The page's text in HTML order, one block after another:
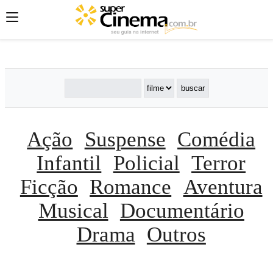
';';
Ação Suspense Comédia
Infantil
Policial Terror
Ficção Romance Aventura
Musical
Documentário
Drama Outros